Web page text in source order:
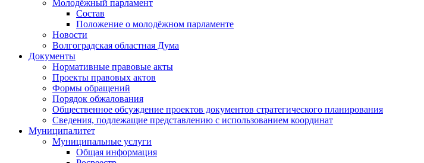
Молодёжный парламент
Состав
Положение о молодёжном парламенте
Новости
Волгоградская областная Дума
Документы
Нормативные правовые акты
Проекты правовых актов
Формы обращений
Порядок обжалования
Общественное обсуждение проектов документов стратегического планирования
Сведения, подлежащие представлению с использованием координат
Муниципалитет
Муниципальные услуги
Общая информация